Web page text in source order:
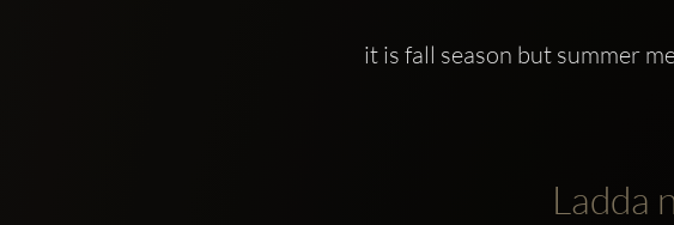
it is fall season but summer
Ladda